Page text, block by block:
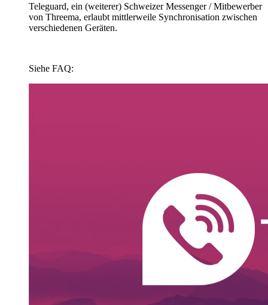
Teleguard, ein (weiterer) Schweizer Messenger / Mitbewerber
von Threema, erlaubt mittlerweile Synchronisation zwischen
verschiedenen Geräten.
Siehe FAQ: